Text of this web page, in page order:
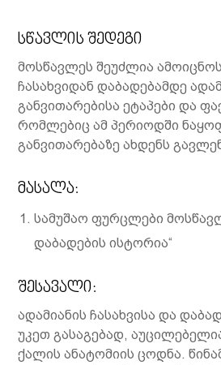
სწავლის შედეგი
მოსწავლეს შეუძლია
ჩასახვიდან დაბადებამდე
განვითარებისა ეტაპები და
რომლებიც ამ პერიოდში
განვითარებაზე ახდენს
მასალა:
სამუშაო ფურცლები
დაბადების ისტორია“
შესავალი:
ადამიანის ჩასახვისა და
უკეთ გასაგებად,
ქალის ანატომიის ცოდნა.